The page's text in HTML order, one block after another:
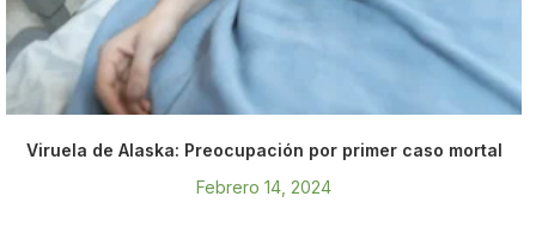
Viruela de Alaska: Preocupación por primer caso mortal
Febrero 14, 2024